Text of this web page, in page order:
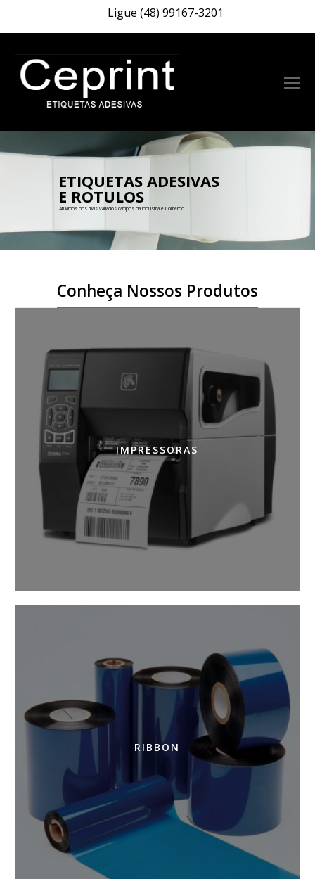
Ligue (48) 99167-3201
RIBBONS E ETIQUETAS
Linha completa de diversos produtos
Conheça Nossos Produtos
IMPRESSORAS
RIBBON